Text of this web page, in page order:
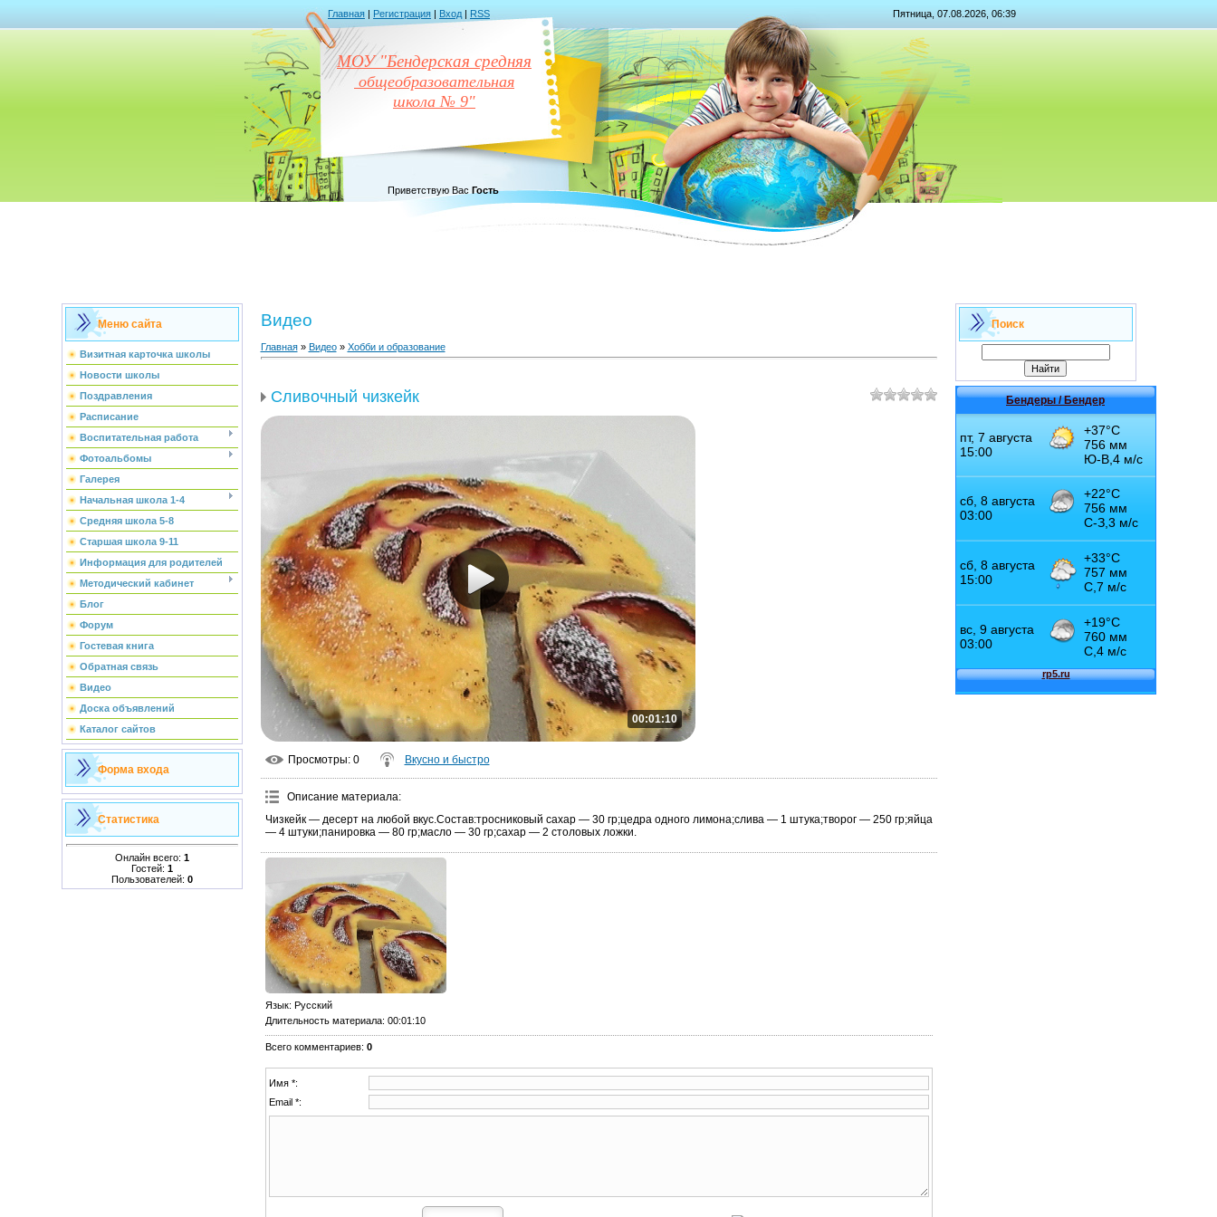
Главная | Регистрация | Вход | RSS Пятница, 07.08.2026, 06:39
МОУ "Бендерская средняя
общеобразовательная
школа № 9"
Приветствую Вас Гость
Меню сайта
Визитная карточка школы
Новости школы
Поздравления
Расписание
Воспитательная работа
Фотоальбомы
Галерея
Начальная школа 1-4
Средняя школа 5-8
Старшая школа 9-11
Информация для родителей
Методический кабинет
Блог
Форум
Гостевая книга
Обратная связь
Видео
Доска объявлений
Каталог сайтов
Форма входа
Статистика
Онлайн всего: 1
Гостей: 1
Пользователей: 0
Видео
Главная» Видео» Хобби и образование
Сливочный чизкейк
00:01:10
Просмотры: 0 Вкусно и быстро
Описание материала:
Чизкейк — десерт на любой вкус.Состав:тросниковый сахар — 30 гр;цедра одного лимона;слива — 1 штука;творог — 250 гр;яйца
— 4 штуки;панировка — 80 гр;масло — 30 гр;сахар — 2 столовых ложки.
Язык: Русский
Длительность материала: 00:01:10
Всего комментариев: 0
Имя *:
Email *:
Поиск
Бендеры / Бендер